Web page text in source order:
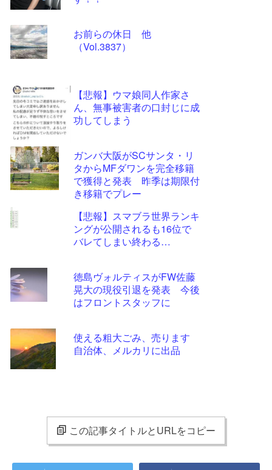
お前らの休日 他
（Vol.3837）
【悲報】ウマ娘同人作家さ
ん、無事被害者の口封じに成
功してしまう
ガンバ大阪がSCサンタ・リ
タからMFダワンを完全移籍
で獲得と発表 昨季は期限付
き移籍でプレー
【悲報】スマブラ世界ランキ
ングが公開されるも16位で
バレてしまい終わる…
徳島ヴォルティスがFW佐藤
晃大の現役引退を発表 今後
はフロントスタッフに
使える粗大ごみ、売ります
自治体、メルカリに出品
この記事タイトルとURLをコピー